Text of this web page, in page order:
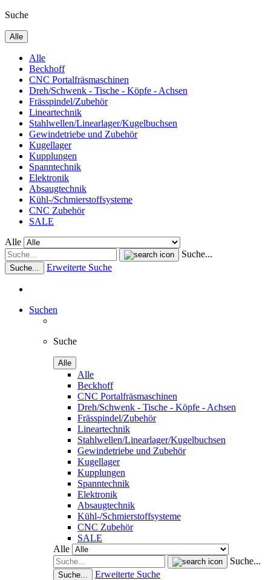
Suche
Alle
Alle
Beckhoff
CNC Portalfräsmaschinen
Dreh/Schwenk - Tische - Köpfe - Achsen
Frässpindel/Zubehör
Lineartechnik
Stahlwellen/Linearlager/Kugelbuchsen
Gewindetriebe und Zubehör
Kugellager
Kupplungen
Spanntechnik
Elektronik
Absaugtechnik
Kühl-/Schmierstoffsysteme
CNC Zubehör
SALE
Alle
Suche...
Suche... Erweiterte Suche
Suchen
Suche
Alle
Alle
Beckhoff
CNC Portalfräsmaschinen
Dreh/Schwenk - Tische - Köpfe - Achsen
Frässpindel/Zubehör
Lineartechnik
Stahlwellen/Linearlager/Kugelbuchsen
Gewindetriebe und Zubehör
Kugellager
Kupplungen
Spanntechnik
Elektronik
Absaugtechnik
Kühl-/Schmierstoffsysteme
CNC Zubehör
SALE
Alle
Suche...
Suche...
Erweiterte Suche